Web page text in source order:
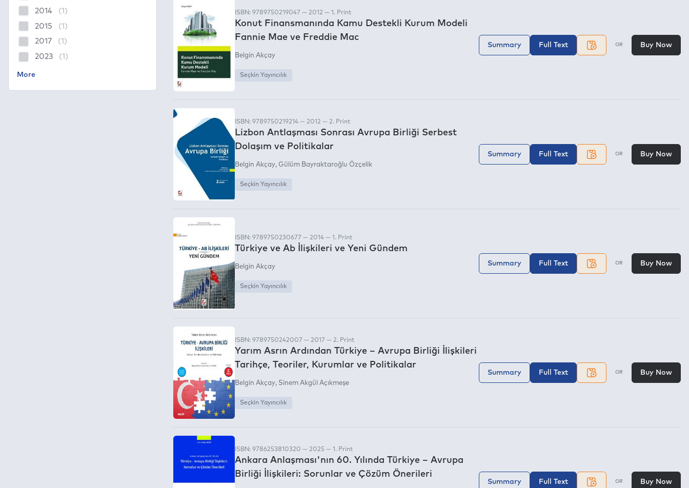
ISBN: 9789750219047 — 2012 — 1. Print
Konut Finansmanında Kamu Destekli Kurum Modeli
Fannie Mae ve Freddie Mac
Belgin Akçay
Seçkin Yayıncılık
Summary Full Text OR Buy Now
ISBN: 9789750219214 — 2012 — 2. Print
Lizbon Antlaşması Sonrası Avrupa Birliği Serbest
Dolaşım ve Politikalar
Belgin Akçay Gülüm Bayraktaroğlu Özçelik
Seçkin Yayıncılık
Summary Full Text OR Buy Now
ISBN: 9789750230677 — 2014 — 1. Print
Türkiye ve Ab İlişkileri ve Yeni Gündem
Belgin Akçay
Seçkin Yayıncılık
Summary Full Text OR Buy Now
ISBN: 9789750242007 — 2017 — 2. Print
Yarım Asrın Ardından Türkiye – Avrupa Birliği İlişkileri
Tarihçe, Teoriler, Kurumlar ve Politikalar
Belgin Akçay Sinem Akgül Açıkmeşe
Seçkin Yayıncılık
Summary Full Text OR Buy Now
ISBN: 9786253810320 — 2025 — 1. Print
Ankara Anlaşması'nın 60. Yılında Türkiye – Avrupa
Birliği İlişkileri: Sorunlar ve Çözüm Önerileri
Summary Full Text OR Buy Now
2014
(1)
2015
(1)
2017
(1)
2023
(1)